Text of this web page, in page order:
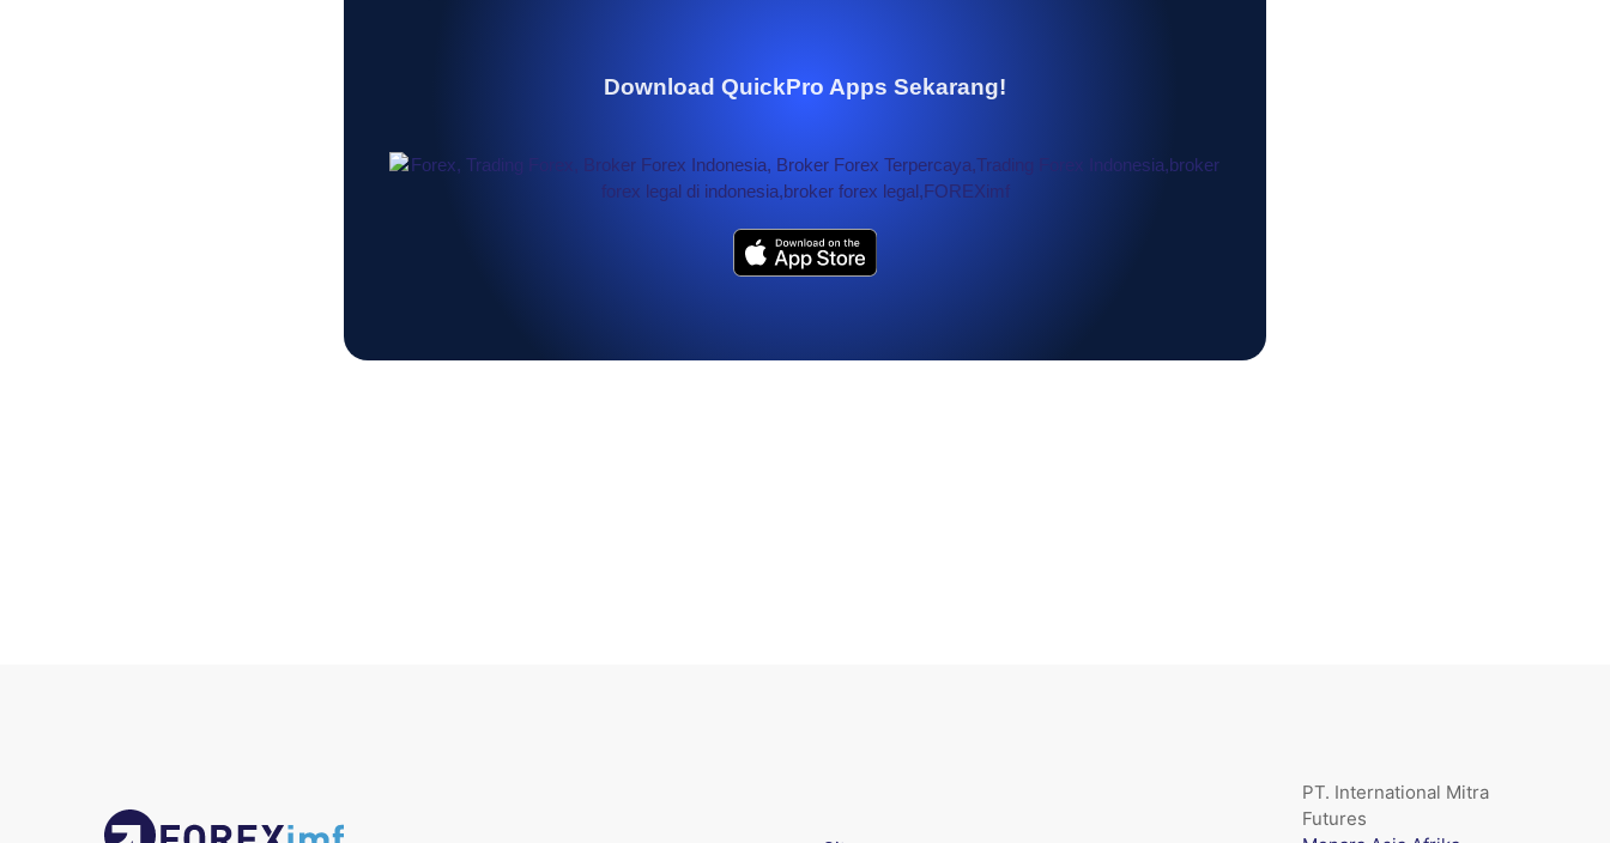
Download QuickPro Apps Sekarang!
PT. International Mitra
Futures